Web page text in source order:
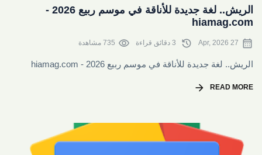
الريش.. لغة جديدة للأناقة في موسم ربيع 2026 -
hiamag.com
calendar_month
27 Apr, 2026
history
visibility 735 مشاهدة
الريش.. لغة جديدة للأناقة في موسم ربيع 2026 - hiamag.com
READ MORE
arrow_forward